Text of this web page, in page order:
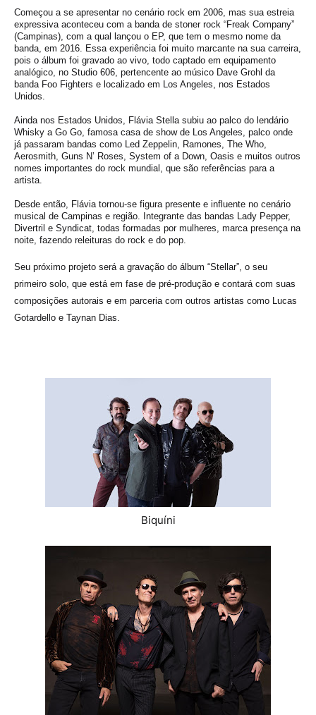
Começou a se apresentar no cenário rock em 2006, mas sua estreia
expressiva aconteceu com a banda de stoner rock “Freak Company”
(Campinas), com a qual lançou o EP, que tem o mesmo nome da
banda, em 2016. Essa experiência foi muito marcante na sua carreira,
pois o álbum foi gravado ao vivo, todo captado em equipamento
analógico, no Studio 606, pertencente ao músico Dave Grohl da
banda Foo Fighters e localizado em Los Angeles, nos Estados
Unidos.
Ainda nos Estados Unidos, Flávia Stella subiu ao palco do lendário
Whisky a Go Go, famosa casa de show de Los Angeles, palco onde
já passaram bandas como Led Zeppelin, Ramones, The Who,
Aerosmith, Guns N’ Roses, System of a Down, Oasis e muitos outros
nomes importantes do rock mundial, que são referências para a
artista.
Desde então, Flávia tornou-se figura presente e influente no cenário
musical de Campinas e região. Integrante das bandas Lady Pepper,
Divertril e Syndicat, todas formadas por mulheres, marca presença na
noite, fazendo releituras do rock e do pop.
Seu próximo projeto será a gravação do álbum “Stellar”, o seu
primeiro solo, que está em fase de pré-produção e contará com suas
composições autorais e em parceria com outros artistas como Lucas
Gotardello e Taynan Dias.
Biquíni